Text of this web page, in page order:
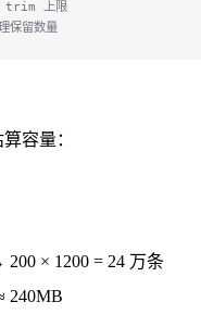
trim 上限
保留数量
容量：
× 1200 = 24 万条
240MB